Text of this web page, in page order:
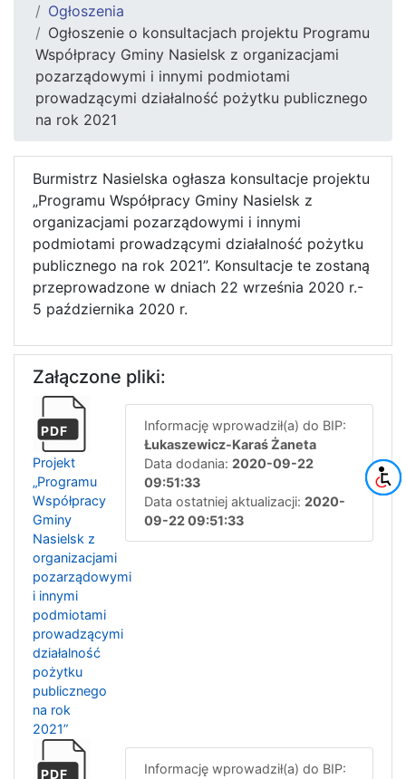
Ogłoszenia
Ogłoszenie o konsultacjach projektu Programu
Współpracy Gminy Nasielsk z organizacjami
pozarządowymi i innymi podmiotami
prowadzącymi działalność pożytku publicznego
na rok 2021
Burmistrz Nasielska ogłasza konsultacje projektu
„Programu Współpracy Gminy Nasielsk z
organizacjami pozarządowymi i innymi
podmiotami prowadzącymi działalność pożytku
publicznego na rok 2021”. Konsultacje te zostaną
przeprowadzone w dniach 22 września 2020 r.-
5 października 2020 r.
Załączone pliki:
PDF
Projekt
„Programu
Współpracy
Gminy
Nasielsk z
organizacjami
pozarządowymi
i innymi
podmiotami
prowadzącymi
działalność
pożytku
publicznego
na rok
2021”
Informację wprowadził(a) do BIP:
Łukaszewicz-Karaś Żaneta
Data dodania: 2020-09-22
09:51:33
Data ostatniej aktualizacji: 2020-
09-22 09:51:33
PDF
Informację wprowadził(a) do BIP: